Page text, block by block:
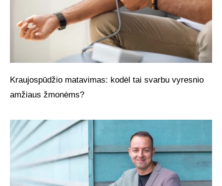
Kraujospūdžio matavimas: kodėl tai svarbu vyresnio
amžiaus žmonėms?